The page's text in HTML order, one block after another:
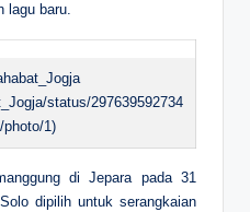
lagu baru.
status/297639592734
photo/1)
di Jepara pada 31
dipilih untuk serangkaian